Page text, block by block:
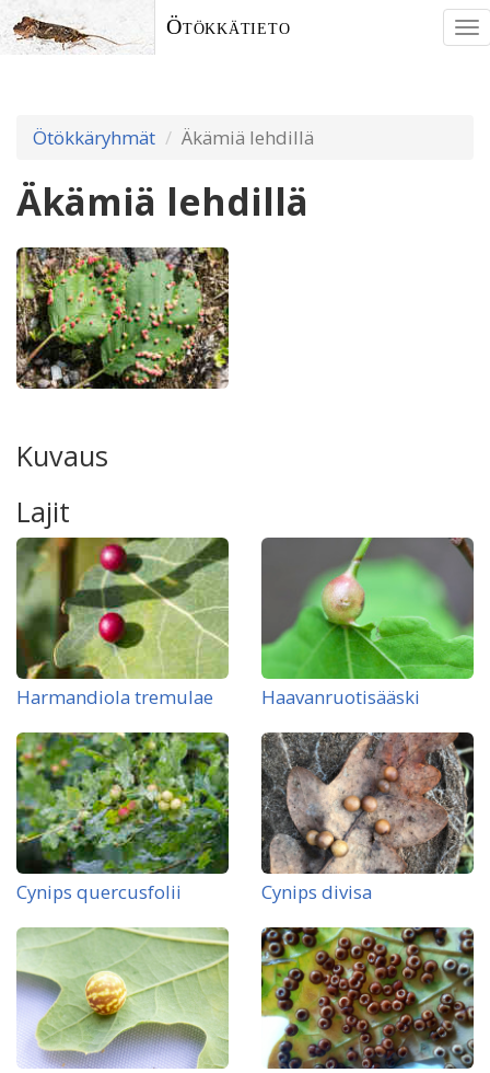
Ötökkätieto
Ötökkäryhmät Äkämiä lehdillä
Äkämiä lehdillä
Kuvaus
Lajit
Harmandiola tremulae Haavanruotisääski
Cynips quercusfolii Cynips divisa